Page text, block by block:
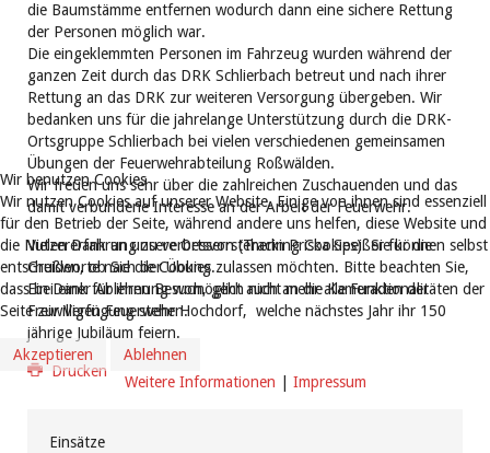
die Baumstämme entfernen wodurch dann eine sichere Rettung
der Personen möglich war.
Die eingeklemmten Personen im Fahrzeug wurden während der
ganzen Zeit durch das DRK Schlierbach betreut und nach ihrer
Rettung an das DRK zur weiteren Versorgung übergeben. Wir
bedanken uns für die jahrelange Unterstützung durch die DRK-
Ortsgruppe Schlierbach bei vielen verschiedenen gemeinsamen
Übungen der Feuerwehrabteilung Roßwälden.
Wir freuen uns sehr über die zahlreichen Zuschauenden und das
damit verbundene Interesse an der Arbeit der Feuerwehr.
Vielen Dank an unsere Ortsvorsteherin Priska Speißer für die
Grußworte nach der Übung.
Ein Dank für ihren Besuch, geht auch an die Kameraden der
Freiwilligen Feuerwehr Hochdorf, welche nächstes Jahr ihr 150
jährige Jubiläum feiern.
Drucken
Einsätze
Wir benutzen Cookies
Wir nutzen Cookies auf unserer Website. Einige von ihnen sind essenziell
für den Betrieb der Seite, während andere uns helfen, diese Website und
die Nutzererfahrung zu verbessern (Tracking Cookies). Sie können selbst
entscheiden, ob Sie die Cookies zulassen möchten. Bitte beachten Sie,
dass bei einer Ablehnung womöglich nicht mehr alle Funktionalitäten der
Seite zur Verfügung stehen.
Akzeptieren
Ablehnen
Weitere Informationen
Impressum